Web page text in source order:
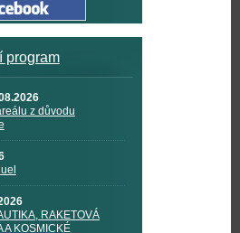
program
z důvodu
RAKETOVÁ
A KOSMICKÉ